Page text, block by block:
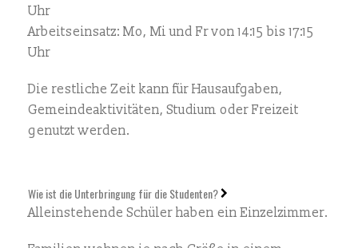
Uhr
Arbeitseinsatz: Mo, Mi und Fr von 14:15 bis 17:15
Uhr
Die restliche Zeit kann für Hausaufgaben,
Gemeindeaktivitäten, Studium oder Freizeit
genutzt werden.
Wie ist die Unterbringung für die Studenten?
Alleinstehende Schüler haben ein Einzelzimmer.